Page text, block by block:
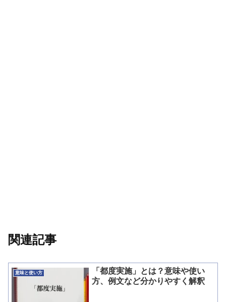
関連記事
意味と使い方
「都度実施」とは？意味や使い
方、例文など分かりやすく解釈